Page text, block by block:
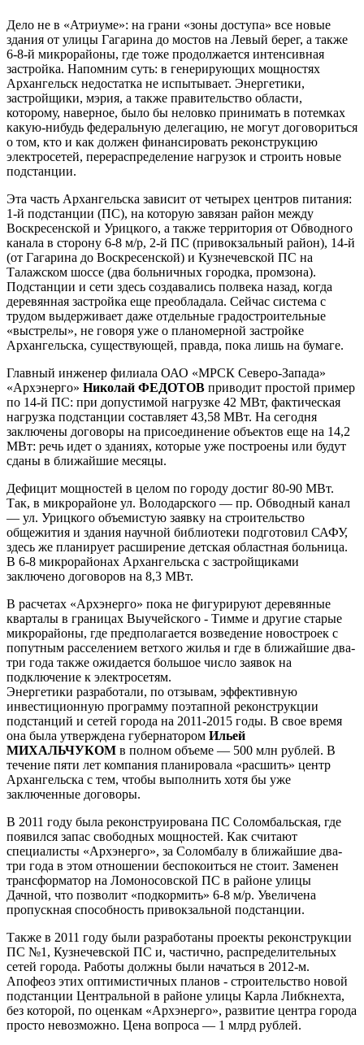
Дело не в «Атриуме»: на грани «зоны доступа» все новые
здания от улицы Гагарина до мостов на Левый берег, а также
6-8-й микрорайоны, где тоже продолжается интенсивная
застройка. Напомним суть: в генерирующих мощностях
Архангельск недостатка не испытывает. Энергетики,
застройщики, мэрия, а также правительство области,
которому, наверное, было бы неловко принимать в потемках
какую-нибудь федеральную делегацию, не могут договориться
о том, кто и как должен финансировать реконструкцию
электросетей, перераспределение нагрузок и строить новые
подстанции.
Эта часть Архангельска зависит от четырех центров питания:
1-й подстанции (ПС), на которую завязан район между
Воскресенской и Урицкого, а также территория от Обводного
канала в сторону 6-8 м/р, 2-й ПС (привокзальный район), 14-й
(от Гагарина до Воскресенской) и Кузнечевской ПС на
Талажском шоссе (два больничных городка, промзона).
Подстанции и сети здесь создавались полвека назад, когда
деревянная застройка еще преобладала. Сейчас система с
трудом выдерживает даже отдельные градостроительные
«выстрелы», не говоря уже о планомерной застройке
Архангельска, существующей, правда, пока лишь на бумаге.
Главный инженер филиала ОАО «МРСК Северо-Запада»
«Архэнерго» Николай ФЕДОТОВ приводит простой пример
по 14-й ПС: при допустимой нагрузке 42 МВт, фактическая
нагрузка подстанции составляет 43,58 МВт. На сегодня
заключены договоры на присоединение объектов еще на 14,2
МВт: речь идет о зданиях, которые уже построены или будут
сданы в ближайшие месяцы.
Дефицит мощностей в целом по городу достиг 80-90 МВт.
Так, в микрорайоне ул. Володарского — пр. Обводный канал
— ул. Урицкого объемистую заявку на строительство
общежития и здания научной библиотеки подготовил САФУ,
здесь же планирует расширение детская областная больница.
В 6-8 микрорайонах Архангельска с застройщиками
заключено договоров на 8,3 МВт.
В расчетах «Архэнерго» пока не фигурируют деревянные
кварталы в границах Выучейского - Тимме и другие старые
микрорайоны, где предполагается возведение новостроек с
попутным расселением ветхого жилья и где в ближайшие два-
три года также ожидается большое число заявок на
подключение к электросетям.
Энергетики разработали, по отзывам, эффективную
инвестиционную программу поэтапной реконструкции
подстанций и сетей города на 2011-2015 годы. В свое время
она была утверждена губернатором Ильей
МИХАЛЬЧУКОМ в полном объеме — 500 млн рублей. В
течение пяти лет компания планировала «расшить» центр
Архангельска с тем, чтобы выполнить хотя бы уже
заключенные договоры.
В 2011 году была реконструирована ПС Соломбальская, где
появился запас свободных мощностей. Как считают
специалисты «Архэнерго», за Соломбалу в ближайшие два-
три года в этом отношении беспокоиться не стоит. Заменен
трансформатор на Ломоносовской ПС в районе улицы
Дачной, что позволит «подкормить» 6-8 м/р. Увеличена
пропускная способность привокзальной подстанции.
Также в 2011 году были разработаны проекты реконструкции
ПС №1, Кузнечевской ПС и, частично, распределительных
сетей города. Работы должны были начаться в 2012-м.
Апофеоз этих оптимистичных планов - строительство новой
подстанции Центральной в районе улицы Карла Либкнехта,
без которой, по оценкам «Архэнерго», развитие центра города
просто невозможно. Цена вопроса — 1 млрд рублей.